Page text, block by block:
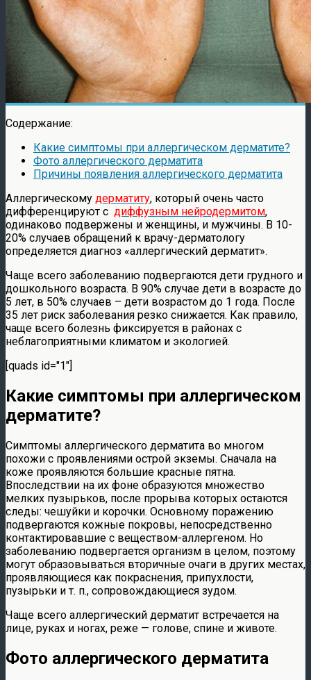
Содержание:
Какие симптомы при аллергическом дерматите?
Фото аллергического дерматита
Причины появления аллергического дерматита
Аллергическому дерматиту, который очень часто
дифференцируют с диффузным нейродермитом,
одинаково подвержены и женщины, и мужчины. В 10-
20% случаев обращений к врачу-дерматологу
определяется диагноз «аллергический дерматит».
Чаще всего заболеванию подвергаются дети грудного и
дошкольного возраста. В 90% случае дети в возрасте до
5 лет, в 50% случаев – дети возрастом до 1 года. После
35 лет риск заболевания резко снижается. Как правило,
чаще всего болезнь фиксируется в районах с
неблагоприятными климатом и экологией.
[quads id="1"]
Какие симптомы при аллергическом
дерматите?
Симптомы аллергического дерматита во многом
похожи с проявлениями острой экземы. Сначала на
коже проявляются большие красные пятна.
Впоследствии на их фоне образуются множество
мелких пузырьков, после прорыва которых остаются
следы: чешуйки и корочки. Основному поражению
подвергаются кожные покровы, непосредственно
контактировавшие с веществом-аллергеном. Но
заболеванию подвергается организм в целом, поэтому
могут образовываться вторичные очаги в других местах,
проявляющиеся как покраснения, припухлости,
пузырьки и т. п., сопровождающиеся зудом.
Чаще всего аллергический дерматит встречается на
лице, руках и ногах, реже — голове, спине и животе.
Фото аллергического дерматита